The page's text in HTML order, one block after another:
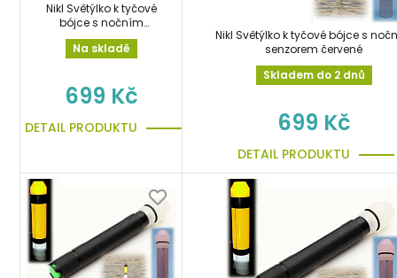
Nikl Světýlko k tyčové
bójce s nočním
senzorem bílé
Na skladě
699 Kč
DETAIL PRODUKTU
Nikl Světýlko k tyčové bójce s
senzorem červené
Skladem do 2 dnů
699 Kč
DETAIL PRODUKTU